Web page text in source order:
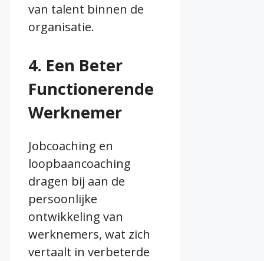
van talent binnen de
organisatie.
4. Een Beter
Functionerende
Werknemer
Jobcoaching en
loopbaancoaching
dragen bij aan de
persoonlijke
ontwikkeling van
werknemers, wat zich
vertaalt in verbeterde